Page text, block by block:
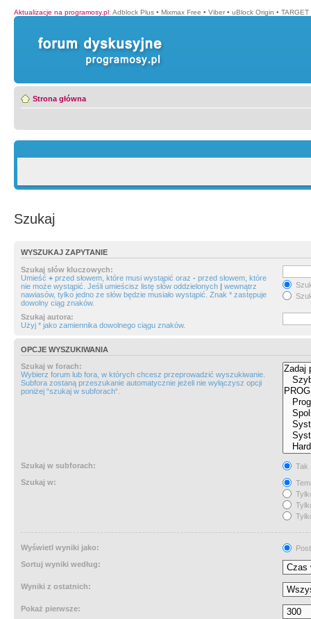
Aktualizacje na programosy.pl: Adblock Plus • Mixmax Free • Viber • uBlock Origin •
Strona główna
Szukaj
WYSZUKAJ ZAPYTANIE
Szukaj słów kluczowych:
Umieść + przed słowem, które musi wystąpić oraz - przed słowem, które
nie może wystąpić. Jeśli umieścisz listę słów oddzielonych | wewnątrz
nawiasów, tylko jedno ze słów będzie musiało wystąpić. Znak * zastępuje
dowolny ciąg znaków.
Szukaj autora:
Użyj * jako zamiennika dowolnego ciągu znaków.
OPCJE WYSZUKIWANIA
Szukaj w forach:
Wybierz forum lub fora, w których chcesz przeprowadzić wyszukiwanie.
Subfora zostaną przeszukanie automatycznie jeżeli nie wyłączysz opcji
poniżej “szukaj w subforach“.
Szukaj w subforach:
Tak
Szukaj w:
Wyświetl wyniki jako:
Sortuj wyniki według:
Wyniki z ostatnich:
Pokaż pierwsze: